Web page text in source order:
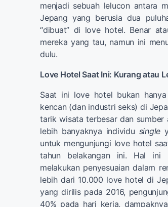
menjadi sebuah lelucon antara
Jepang yang berusia dua
“dibuat” di love hotel. Benar
mereka yang tau, namun ini
dulu.
Love Hotel Saat Ini: Kurang atau
Saat ini love hotel bukan
kencan (dan industri seks) di
tarik wisata terbesar dan sumber
lebih banyaknya individu single
untuk mengunjungi love hotel
tahun belakangan ini. Hal ini
melakukan penyesuaian dalam
lebih dari 10.000 love hotel di
yang dirilis pada 2016,
40% pada hari kerja,